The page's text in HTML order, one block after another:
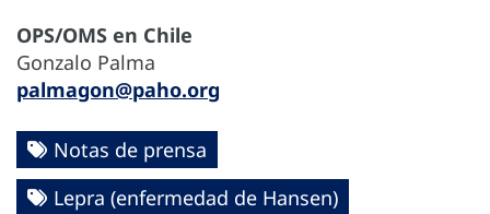
OPS/OMS en Chile
Gonzalo Palma
palmagon@paho.org
Notas de prensa
Lepra (enfermedad de Hansen)